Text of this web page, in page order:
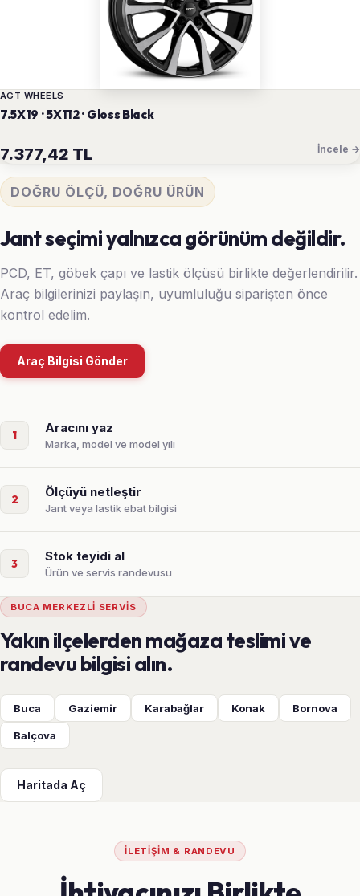
AGT WHEELS
7.5X19 · 5X112 · Gloss Black
7.377,42 TL İncele →
DOĞRU ÖLÇÜ, DOĞRU ÜRÜN
Jant seçimi yalnızca görünüm değildir.
PCD, ET, göbek çapı ve lastik ölçüsü birlikte değerlendirilir.
Araç bilgilerinizi paylaşın, uyumluluğu siparişten önce
kontrol edelim.
Araç Bilgisi Gönder
1
Aracını yaz
Marka, model ve model yılı
2
Ölçüyü netleştir
Jant veya lastik ebat bilgisi
3
Stok teyidi al
Ürün ve servis randevusu
BUCA MERKEZLI SERVIS
Yakın ilçelerden mağaza teslimi ve
randevu bilgisi alın.
Buca Gaziemir Karabağlar Konak Bornova
Balçova
Haritada Aç
İLETIŞIM & RANDEVU